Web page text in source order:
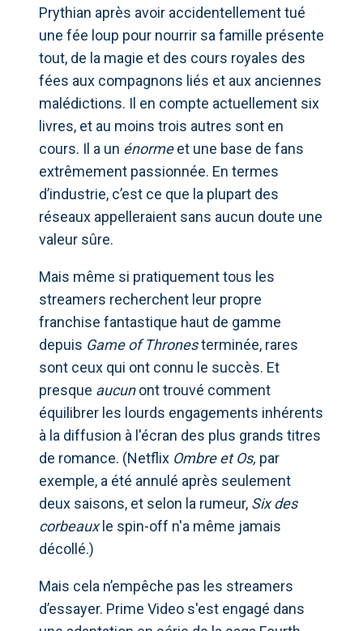
Prythian après avoir accidentellement tué
une fée loup pour nourrir sa famille présente
tout, de la magie et des cours royales des
fées aux compagnons liés et aux anciennes
malédictions. Il en compte actuellement six
livres, et au moins trois autres sont en
cours. Il a un énormeet une base de fans
extrêmement passionnée. En termes
d’industrie, c’est ce que la plupart des
réseaux appelleraient sans aucun doute une
valeur sûre.
Mais même si pratiquement tous les
streamers recherchent leur propre
franchise fantastique haut de gamme
depuis Game of Thronesterminée, rares
sont ceux qui ont connu le succès. Et
presque aucunont trouvé comment
équilibrer les lourds engagements inhérents
à la diffusion à l'écran des plus grands titres
de romance. (Netflix Ombre et Os, par
exemple, a été annulé après seulement
deux saisons, et selon la rumeur, Six des
corbeauxle spin-off n'a même jamais
décollé.)
Mais cela n’empêche pas les streamers
d’essayer. Prime Video s'est engagé dans